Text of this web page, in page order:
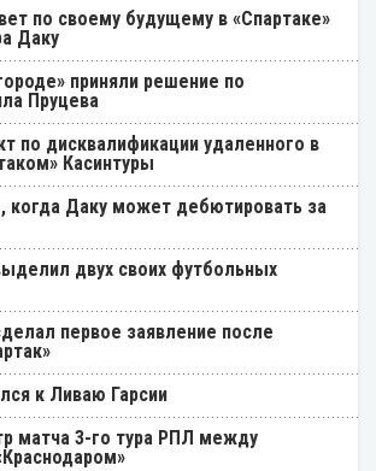
по своему будущему в «Спартаке»
Даку
приняли решение по
Пруцева
по дисквалификации удаленного в
Касинтуры
когда Даку может дебютировать за
двух своих футбольных
первое заявление после
к Ливаю Гарсии
матча 3-го тура РПЛ между